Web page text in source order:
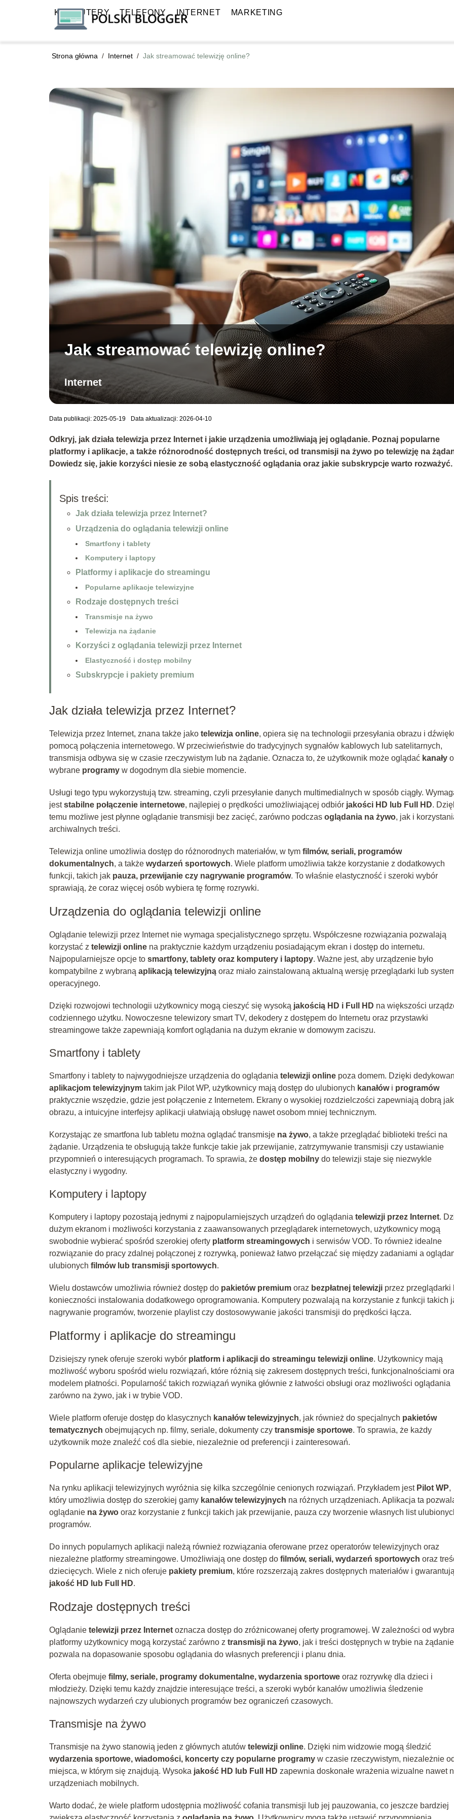
KOMPUTERY TELEFONY INTERNET MARKETING
Strona główna / Internet / Jak streamować telewizję online?
Jak streamować telewizję online?
Internet
Data publikacji: 2025-05-19 Data aktualizacji: 2026-04-10
Odkryj, jak działa telewizja przez Internet i jakie urządzenia umożliwiają jej oglądanie. Poznaj popularne
platformy i aplikacje, a także różnorodność dostępnych treści, od transmisji na żywo po telewizję na
Dowiedz się, jakie korzyści niesie ze sobą elastyczność oglądania oraz jakie subskrypcje warto rozważyć.
Spis treści:
Jak działa telewizja przez Internet?
Urządzenia do oglądania telewizji online
Smartfony i tablety
Komputery i laptopy
Platformy i aplikacje do streamingu
Popularne aplikacje telewizyjne
Rodzaje dostępnych treści
Transmisje na żywo
Telewizja na żądanie
Korzyści z oglądania telewizji przez Internet
Elastyczność i dostęp mobilny
Subskrypcje i pakiety premium
Jak działa telewizja przez Internet?
Telewizja przez Internet, znana także jako telewizja online, opiera się na technologii przesyłania obrazu i
pomocą połączenia internetowego. W przeciwieństwie do tradycyjnych sygnałów kablowych lub satelitarnych,
transmisja odbywa się w czasie rzeczywistym lub na żądanie. Oznacza to, że użytkownik może oglądać kanały
wybrane programy w dogodnym dla siebie momencie.
Usługi tego typu wykorzystują tzw. streaming, czyli przesyłanie danych multimedialnych w sposób ciągły.
jeststabilne połączenie internetowe, najlepiej o prędkości umożliwiającej odbiór jakości HD lub Full HD.
temu możliwe jest płynne oglądanie transmisji bez zacięć, zarówno podczas oglądania na żywo, jak i
archiwalnych treści.
Telewizja online umożliwia dostęp do różnorodnych materiałów, w tym filmów, seriali, programów
dokumentalnych, a także wydarzeń sportowych. Wiele platform umożliwia także korzystanie z dodatkowych
funkcji, takich jak pauza, przewijanie czy nagrywanie programów. To właśnie elastyczność i szeroki wybór
sprawiają, że coraz więcej osób wybiera tę formę rozrywki.
Urządzenia do oglądania telewizji online
Oglądanie telewizji przez Internet nie wymaga specjalistycznego sprzętu. Współczesne rozwiązania pozwalają
korzystać z telewizji online na praktycznie każdym urządzeniu posiadającym ekran i dostęp do internetu.
Najpopularniejsze opcje to smartfony, tablety oraz komputery i laptopy. Ważne jest, aby urządzenie było
kompatybilne z wybraną aplikacją telewizyjną oraz miało zainstalowaną aktualną wersję przeglądarki lub
operacyjnego.
Dzięki rozwojowi technologii użytkownicy mogą cieszyć się wysoką jakością HD i Full HD na większości
codziennego użytku. Nowoczesne telewizory smart TV, dekodery z dostępem do Internetu oraz przystawki
streamingowe także zapewniają komfort oglądania na dużym ekranie w domowym zaciszu.
Smartfony i tablety
Smartfony i tablety to najwygodniejsze urządzenia do oglądania telewizji online poza domem. Dzięki
aplikacjom telewizyjnym takim jak Pilot WP, użytkownicy mają dostęp do ulubionych kanałówi programów
praktycznie wszędzie, gdzie jest połączenie z Internetem. Ekrany o wysokiej rozdzielczości zapewniają dobrą
obrazu, a intuicyjne interfejsy aplikacji ułatwiają obsługę nawet osobom mniej technicznym.
Korzystając ze smartfona lub tabletu można oglądać transmisje na żywo, a także przeglądać biblioteki treści na
żądanie. Urządzenia te obsługują także funkcje takie jak przewijanie, zatrzymywanie transmisji czy ustawianie
przypomnień o interesujących programach. To sprawia, że dostęp mobilny do telewizji staje się niezwykle
elastyczny i wygodny.
Komputery i laptopy
Komputery i laptopy pozostają jednymi z najpopularniejszych urządzeń do oglądania telewizji przez Internet.
dużym ekranom i możliwości korzystania z zaawansowanych przeglądarek internetowych, użytkownicy mogą
swobodnie wybierać spośród szerokiej oferty platform streamingowych i serwisów VOD. To również idealne
rozwiązanie do pracy zdalnej połączonej z rozrywką, ponieważ łatwo przełączać się między zadaniami a
ulubionych filmów lub transmisji sportowych.
Wielu dostawców umożliwia również dostęp do pakietów premium oraz bezpłatnej telewizji przez przeglądarki
konieczności instalowania dodatkowego oprogramowania. Komputery pozwalają na korzystanie z funkcji takich
nagrywanie programów, tworzenie playlist czy dostosowywanie jakości transmisji do prędkości łącza.
Platformy i aplikacje do streamingu
Dzisiejszy rynek oferuje szeroki wybór platform i aplikacji do streamingu telewizji online. Użytkownicy mają
możliwość wyboru spośród wielu rozwiązań, które różnią się zakresem dostępnych treści, funkcjonalnościami
modelem płatności. Popularność takich rozwiązań wynika głównie z łatwości obsługi oraz możliwości oglądania
zarówno na żywo, jak i w trybie VOD.
Wiele platform oferuje dostęp do klasycznych kanałów telewizyjnych, jak również do specjalnych pakietów
tematycznych obejmujących np. filmy, seriale, dokumenty czy transmisje sportowe. To sprawia, że każdy
użytkownik może znaleźć coś dla siebie, niezależnie od preferencji i zainteresowań.
Popularne aplikacje telewizyjne
Na rynku aplikacji telewizyjnych wyróżnia się kilka szczególnie cenionych rozwiązań. Przykładem jest Pilot WP,
który umożliwia dostęp do szerokiej gamy kanałów telewizyjnych na różnych urządzeniach. Aplikacja ta
oglądanie na żywo oraz korzystanie z funkcji takich jak przewijanie, pauza czy tworzenie własnych list
programów.
Do innych popularnych aplikacji należą również rozwiązania oferowane przez operatorów telewizyjnych oraz
niezależne platformy streamingowe. Umożliwiają one dostęp do filmów, seriali, wydarzeń sportowych oraz
dziecięcych. Wiele z nich oferuje pakiety premium, które rozszerzają zakres dostępnych materiałów i gwarantują
jakość HD lub Full HD.
Rodzaje dostępnych treści
Oglądanie telewizji przez Internet oznacza dostęp do zróżnicowanej oferty programowej. W zależności od
platformy użytkownicy mogą korzystać zarówno z transmisji na żywo, jak i treści dostępnych w trybie na
pozwala na dopasowanie sposobu oglądania do własnych preferencji i planu dnia.
Oferta obejmuje filmy, seriale, programy dokumentalne, wydarzenia sportowe oraz rozrywkę dla dzieci i
młodzieży. Dzięki temu każdy znajdzie interesujące treści, a szeroki wybór kanałów umożliwia śledzenie
najnowszych wydarzeń czy ulubionych programów bez ograniczeń czasowych.
Transmisje na żywo
Transmisje na żywo stanowią jeden z głównych atutów telewizji online. Dzięki nim widzowie mogą śledzić
wydarzenia sportowe, wiadomości, koncerty czy popularne programy w czasie rzeczywistym, niezależnie od
miejsca, w którym się znajdują. Wysoka jakość HD lub Full HD zapewnia doskonałe wrażenia wizualne nawet
urządzeniach mobilnych.
Warto dodać, że wiele platform udostępnia możliwość cofania transmisji lub jej pauzowania, co jeszcze bardziej